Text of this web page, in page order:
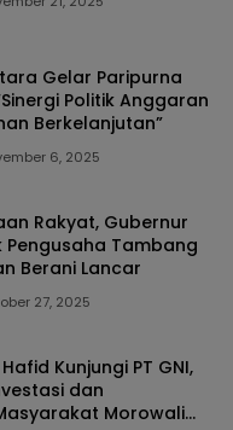
Gelar Paripurna
Politik Anggaran
Berkelanjutan”
6, 2025
Rakyat, Gubernur
Pengusaha Tambang
Berani Lancar
27, 2025
Kunjungi PT GNI,
dan
Morowali